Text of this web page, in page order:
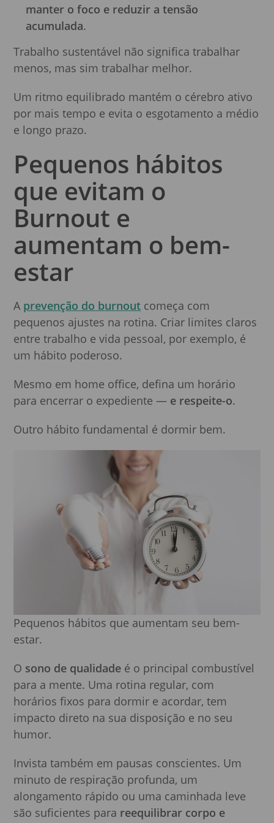
manter o foco e reduzir a tensão
acumulada.
Trabalho sustentável não significa trabalhar
menos, mas sim trabalhar melhor.
Um ritmo equilibrado mantém o cérebro ativo
por mais tempo e evita o esgotamento a médio
e longo prazo.
Pequenos hábitos
que evitam o
Burnout e
aumentam o bem-
estar
A prevenção do burnout começa com
pequenos ajustes na rotina. Criar limites claros
entre trabalho e vida pessoal, por exemplo, é
um hábito poderoso.
Mesmo em home office, defina um horário
para encerrar o expediente — e respeite-o.
Outro hábito fundamental é dormir bem.
Pequenos hábitos que aumentam seu bem-
estar.
O sono de qualidade é o principal combustível
para a mente. Uma rotina regular, com
horários fixos para dormir e acordar, tem
impacto direto na sua disposição e no seu
humor.
Invista também em pausas conscientes. Um
minuto de respiração profunda, um
alongamento rápido ou uma caminhada leve
são suficientes para reequilibrar corpo e